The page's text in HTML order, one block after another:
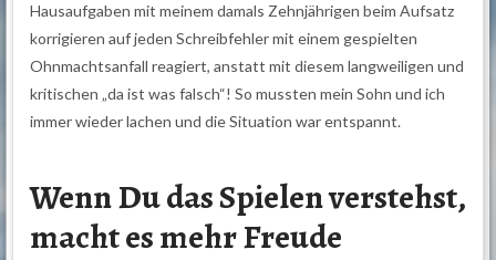
Hausaufgaben mit meinem damals Zehnjährigen beim Aufsatz
korrigieren auf jeden Schreibfehler mit einem gespielten
Ohnmachtsanfall reagiert, anstatt mit diesem langweiligen und
kritischen „da ist was falsch“! So mussten mein Sohn und ich
immer wieder lachen und die Situation war entspannt.
Wenn Du das Spielen verstehst,
macht es mehr Freude